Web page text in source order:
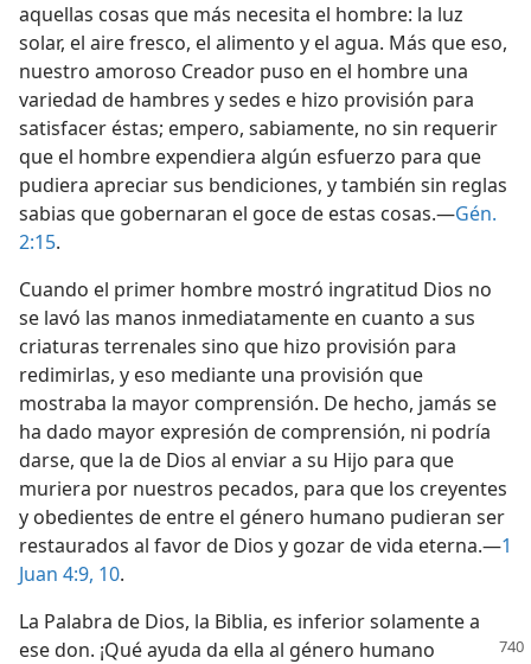
aquellas cosas que más necesita el hombre: la luz
solar, el aire fresco, el alimento y el agua. Más que eso,
nuestro amoroso Creador puso en el hombre una
variedad de hambres y sedes e hizo provisión para
satisfacer éstas; empero, sabiamente, no sin requerir
que el hombre expendiera algún esfuerzo para que
pudiera apreciar sus bendiciones, y también sin reglas
sabias que gobernaran el goce de estas cosas.—Gén.
2:15.
Cuando el primer hombre mostró ingratitud Dios no
se lavó las manos inmediatamente en cuanto a sus
criaturas terrenales sino que hizo provisión para
redimirlas, y eso mediante una provisión que
mostraba la mayor comprensión. De hecho, jamás se
ha dado mayor expresión de comprensión, ni podría
darse, que la de Dios al enviar a su Hijo para que
muriera por nuestros pecados, para que los creyentes
y obedientes de entre el género humano pudieran ser
restaurados al favor de Dios y gozar de vida eterna.—1
Juan 4:9, 10.
La Palabra de Dios, la Biblia, es inferior solamente a
ese don. ¡Qué ayuda da ella al género humano